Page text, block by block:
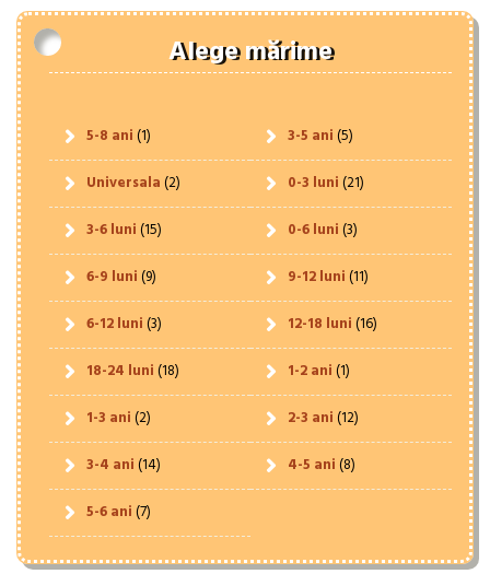
Alege mărime
5-8 ani(1) 3-5 ani(5)
Universala(2) 0-3 luni(21)
3-6 luni(15) 0-6 luni(3)
6-9 luni(9) 9-12 luni(11)
6-12 luni(3) 12-18 luni(16)
18-24 luni(18) 1-2 ani(1)
1-3 ani(2) 2-3 ani(12)
3-4 ani(14) 4-5 ani(8)
5-6 ani(7)